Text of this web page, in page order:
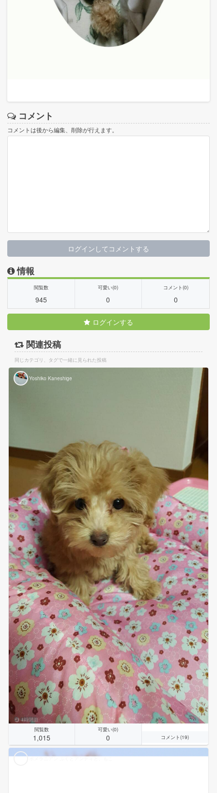
コメント
コメントは後から編集、削除が行えます。
ログインしてコメントする
情報
閲覧数
945
可愛い(0)
0
コメント(0)
0
ログインする
関連投稿
同じカテゴリ、タグで一緒に見られた投稿
Yoshiko Kaneshige
4時間前
閲覧数
1,015
可愛い(0)
0 コメント(19)
ポメラニアン ぷくとアンディと、もこ